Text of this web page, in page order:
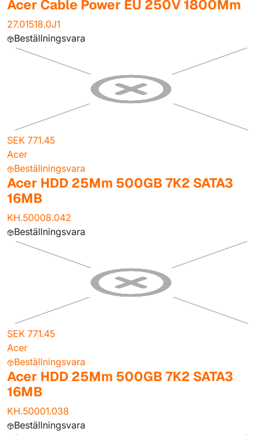
Acer Cable Power EU 250V 1800Mm
27.01518.0J1
Beställningsvara
SEK 771.45
Acer
Beställningsvara
Acer HDD 25Mm 500GB 7K2 SATA3
16MB
KH.50008.042
Beställningsvara
SEK 771.45
Acer
Beställningsvara
Acer HDD 25Mm 500GB 7K2 SATA3
16MB
KH.50001.038
Beställningsvara